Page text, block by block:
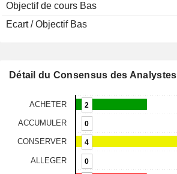
Objectif de cours Bas
Ecart / Objectif Bas
Détail du Consensus des Analystes